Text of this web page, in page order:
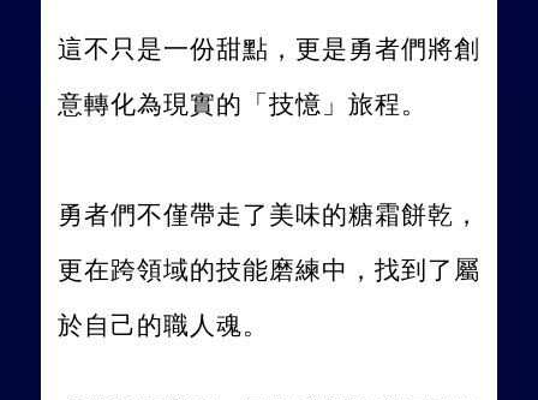
這不只是一份甜點，更是勇者們將創
意轉化為現實的「技憶」旅程。
勇者們不僅帶走了美味的糖霜餅乾，
更在跨領域的技能磨練中，找到了屬
於自己的職人魂。